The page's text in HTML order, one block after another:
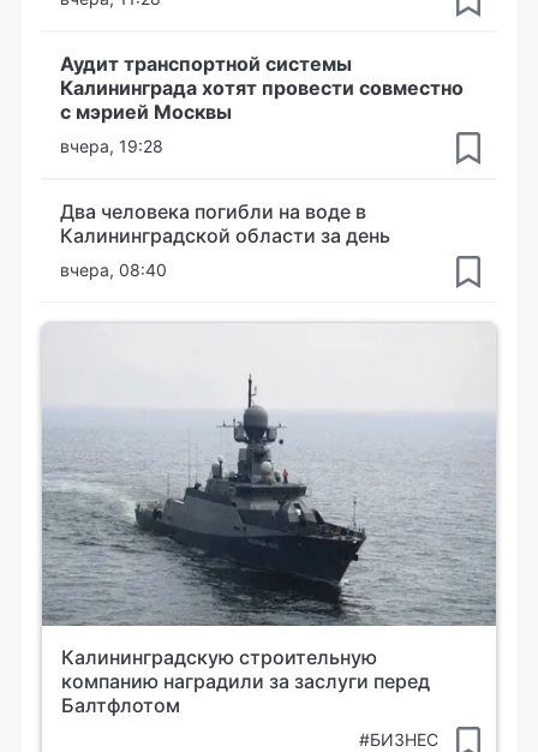
Аудит транспортной системы
Калининграда хотят провести совместно
с мэрией Москвы
вчера, 19:28
Два человека погибли на воде в
Калининградской области за день
вчера, 08:40
Калининградскую строительную
компанию наградили за заслуги перед
Балтфлотом
#БИЗНЕС